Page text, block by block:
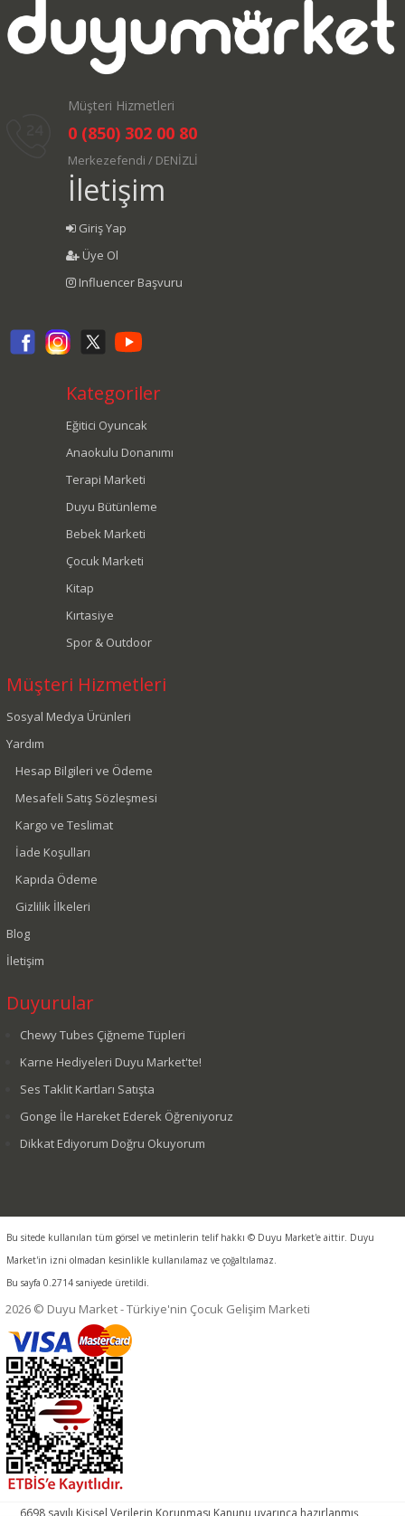
Müşteri Hizmetleri
0 (850) 302 00 80
Merkezefendi / DENİZLİ
İletişim
Giriş Yap
Üye Ol
Influencer Başvuru
Kategoriler
Eğitici Oyuncak
Anaokulu Donanımı
Terapi Marketi
Duyu Bütünleme
Bebek Marketi
Çocuk Marketi
Kitap
Kırtasiye
Spor & Outdoor
Müşteri Hizmetleri
Sosyal Medya Ürünleri
Yardım
Hesap Bilgileri ve Ödeme
Mesafeli Satış Sözleşmesi
Kargo ve Teslimat
İade Koşulları
Kapıda Ödeme
Gizlilik İlkeleri
Blog
İletişim
Duyurular
Chewy Tubes Çiğneme Tüpleri
Karne Hediyeleri Duyu Market'te!
Ses Taklit Kartları Satışta
Gonge İle Hareket Ederek Öğreniyoruz
Dikkat Ediyorum Doğru Okuyorum
Bu sitede kullanılan tüm görsel ve metinlerin telif hakkı © Duyu Market'e aittir. Duyu
Market'in izni olmadan kesinlikle kullanılamaz ve çoğaltılamaz.
Bu sayfa 0.2714 saniyede üretildi.
2026 © Duyu Market - Türkiye'nin Çocuk Gelişim Marketi